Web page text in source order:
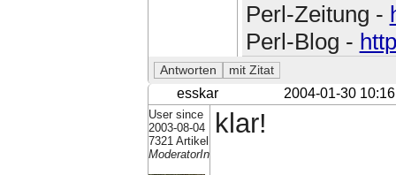
Perl-Zeitung -
Perl-Blog -
esskar 2004-01-30 10:16
User since
2003-08-04
7321 Artikel
ModeratorIn
klar!